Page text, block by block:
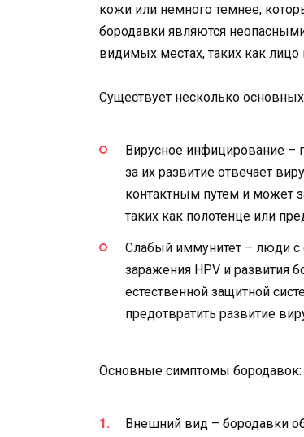
кожи или немного темнее,
бородавки являются
видимых местах, таких как лицо
Существует несколько
Вирусное инфицирование –
за их развитие отвечает
контактным путем и может
таких как полотенце или
Слабый иммунитет – люди
заражения HPV и развития
естественной защитной
предотвратить развитие
Основные симптомы бородавок:
Внешний вид – бородавки